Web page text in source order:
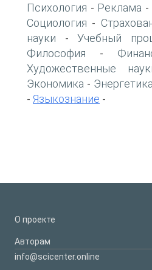
Психология - Реклама -
Социология -
науки - Учебный
Философия -
Художественные
Экономика - Энергетика
- Языкознание -
О проекте
Авторам
info@scicenter.online